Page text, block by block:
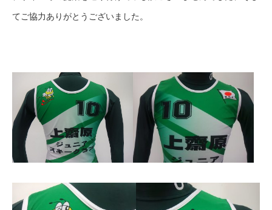
てご協力ありがとうございました。